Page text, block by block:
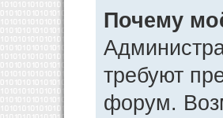
Почему
требуют
форум.